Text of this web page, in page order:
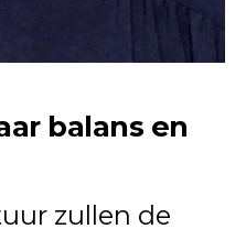
balans en
zullen de